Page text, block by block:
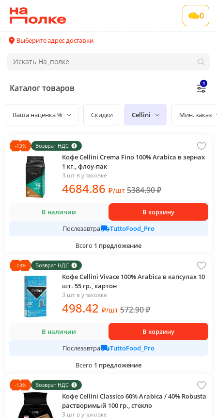
0
Выберите адрес доставки
Каталог товаров 1
Ваша наценка % Скидки Cellini Мин. заказ
-13% Возврат НДС
Кофе Cellini Crema Fino 100% Arabica в зернах
1 кг., флоу-пак
3 шт в упаковке
4684.86 ₽/шт 5384.90₽
В наличии
В корзину
Послезавтра
TuttoFood_Pro
Всего 1 предложение
-13% Возврат НДС
Кофе Cellini Vivace 100% Arabica в капсулах 10
шт. 55 гр., картон
3 шт в упаковке
498.42 ₽/шт 572.90₽
В наличии
В корзину
Послезавтра
TuttoFood_Pro
Всего 1 предложение
-13% Возврат НДС
Кофе Cellini Classico 60% Arabica / 40% Robusta
растворимый 100 гр., стекло
3 шт в упаковке